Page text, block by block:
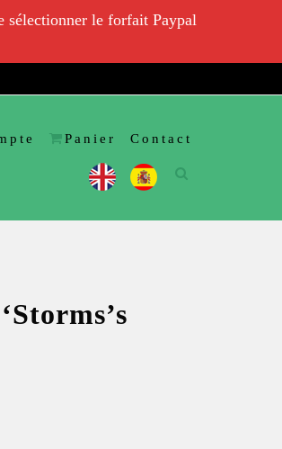
Panier Contact
sélectionner le forfait Paypal